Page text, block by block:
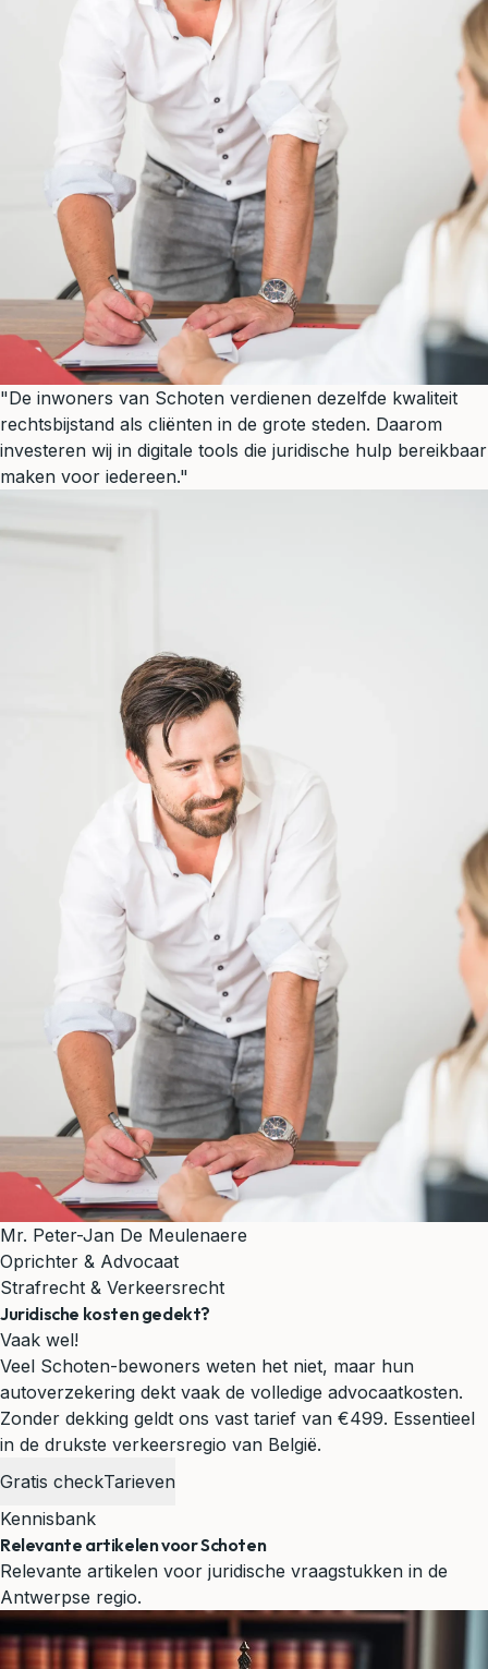
"De inwoners van Schoten verdienen dezelfde kwaliteit
rechtsbijstand als cliënten in de grote steden. Daarom
investeren wij in digitale tools die juridische hulp bereikbaar
maken voor iedereen."
Mr. Peter-Jan De Meulenaere
Oprichter & Advocaat
Strafrecht & Verkeersrecht
Juridische kosten gedekt?
Vaak wel!
Veel Schoten-bewoners weten het niet, maar hun
autoverzekering dekt vaak de volledige advocaatkosten.
Zonder dekking geldt ons vast tarief van €499. Essentieel
in de drukste verkeersregio van België.
Gratis checkTarieven
Kennisbank
Relevante artikelen voor Schoten
Relevante artikelen voor juridische vraagstukken in de
Antwerpse regio.